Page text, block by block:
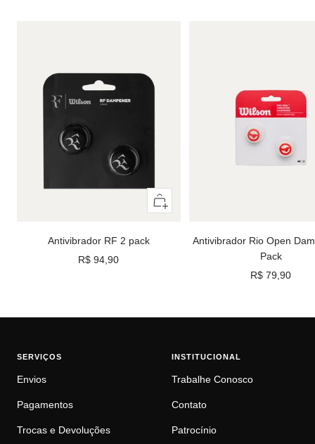
Adicionar
Antivibrador RF 2 pack
Preço
R$ 94,90
Antivibrador Rio Open
Pack
Preço
R$ 79,90
SERVIÇOS
Envios
Pagamentos
Trocas e Devoluções
INSTITUCIONAL
Trabalhe Conosco
Contato
Patrocínio